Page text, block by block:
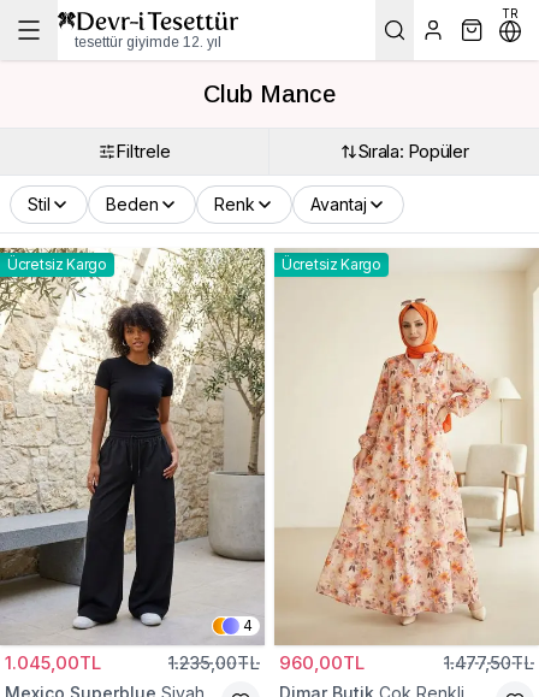
tesettür giyimde 12. yıl
TR
Club Mance
Filtrele Sırala: Popüler
Stil Beden Renk Avantaj
Ücretsiz Kargo
4
1.045,00TL 1.235,00TL
Mexico Superblue Siyah
Ücretsiz Kargo
960,00TL 1.477,50TL
Dimar Butik Çok Renkli